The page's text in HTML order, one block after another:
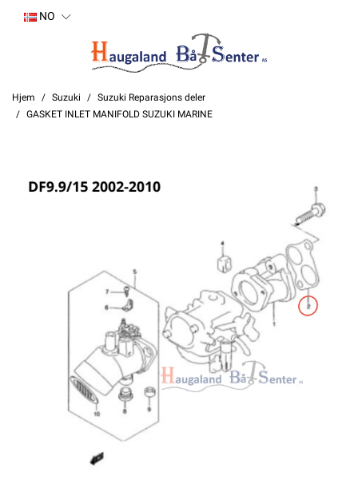
NO
Hjem Suzuki
Suzuki Reparasjons deler
GASKET INLET MANIFOLD SUZUKI MARINE